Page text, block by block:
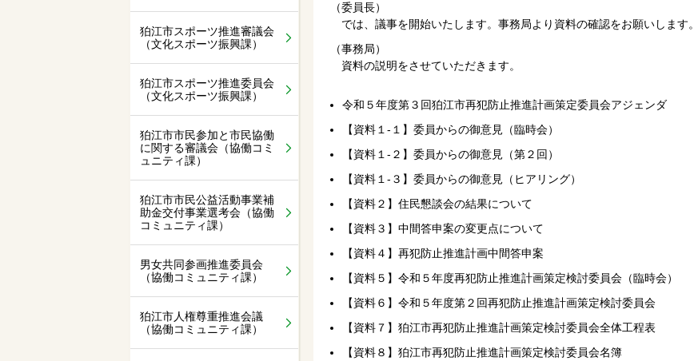
狛江市スポーツ推進審議会
（文化スポーツ振興課）
狛江市スポーツ推進委員会
（文化スポーツ振興課）
狛江市市民参加と市民協働
に関する審議会（協働コミ
ュニティ課）
狛江市市民公益活動事業補
助金交付事業選考会（協働
コミュニティ課）
男女共同参画推進委員会
（協働コミュニティ課）
狛江市人権尊重推進会議
（協働コミュニティ課）
（委員長）
では、議事を開始いたします。事務局より資料の確認をお願いします。
（事務局）
資料の説明をさせていただきます。
令和５年度第３回狛江市再犯防止推進計画策定委員会アジェンダ
【資料１-１】委員からの御意見（臨時会）
【資料１-２】委員からの御意見（第２回）
【資料１-３】委員からの御意見（ヒアリング）
【資料２】住民懇談会の結果について
【資料３】中間答申案の変更点について
【資料４】再犯防止推進計画中間答申案
【資料５】令和５年度再犯防止推進計画策定検討委員会（臨時会）
【資料６】令和５年度第２回再犯防止推進計画策定検討委員会
【資料７】狛江市再犯防止推進計画策定検討委員会全体工程表
【資料８】狛江市再犯防止推進計画策定検討委員会名簿